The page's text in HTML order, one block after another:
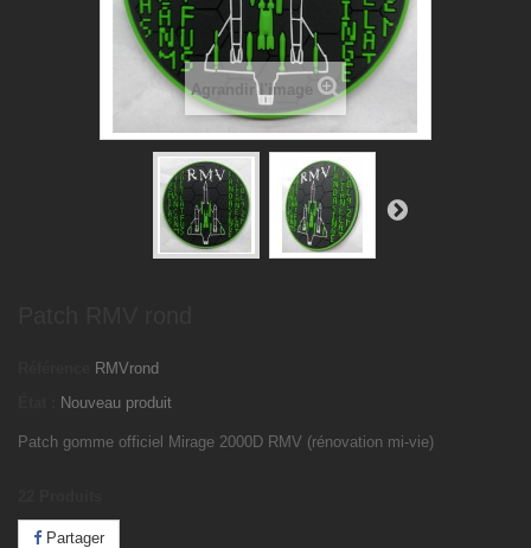
Agrandir l'image
RMVrond
Nouveau produit
Patch gomme officiel Mirage 2000D RMV (rénovation mi-vie)
Partager